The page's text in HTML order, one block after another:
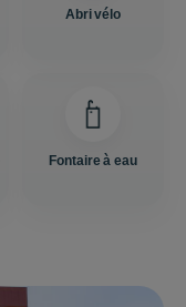
Abri vélo
Fontaire à eau